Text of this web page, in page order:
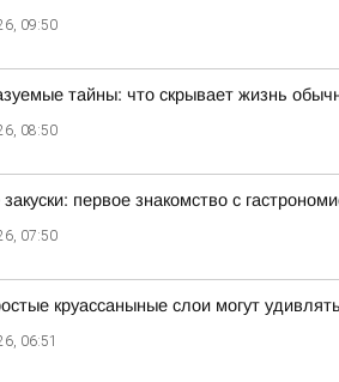
09:50
тайны: что скрывает жизнь
08:50
первое знакомство с
07:50
круассаныные слои могут
06:51